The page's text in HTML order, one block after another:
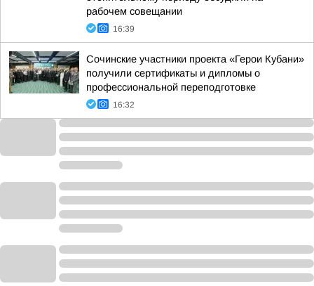
рабочем совещании
16:39
Сочинские участники проекта «Герои Кубани»
получили сертификаты и дипломы о
профессиональной переподготовке
16:32